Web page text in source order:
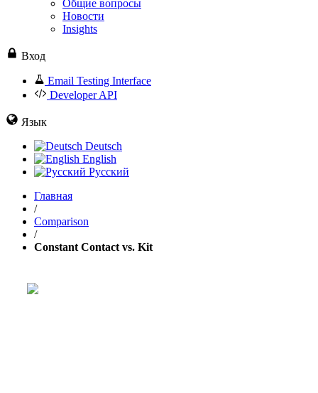
Общие вопросы
Новости
Insights
Вход
Email Testing Interface
Developer API
Язык
Deutsch
English
Русский
Главная
/
Comparison
/
Constant Contact vs. Kit